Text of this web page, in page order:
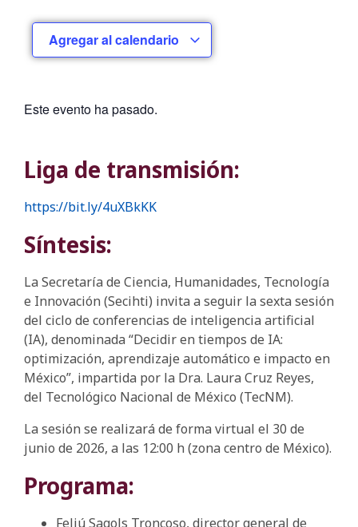
Agregar al calendario
Este evento ha pasado.
Liga de transmisión:
https://bit.ly/4uXBkKK
Síntesis:
La Secretaría de Ciencia, Humanidades, Tecnología
e Innovación (Secihti) invita a seguir la sexta sesión
del ciclo de conferencias de inteligencia artificial
(IA), denominada “Decidir en tiempos de IA:
optimización, aprendizaje automático e impacto en
México”, impartida por la Dra. Laura Cruz Reyes,
del Tecnológico Nacional de México (TecNM).
La sesión se realizará de forma virtual el 30 de
junio de 2026, a las 12:00 h (zona centro de México).
Programa:
Feliú Sagols Troncoso, director general de